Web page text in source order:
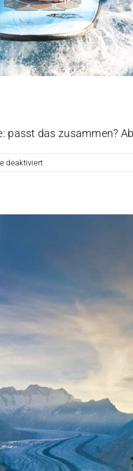
passt das zusammen?
deaktiviertfür
Future